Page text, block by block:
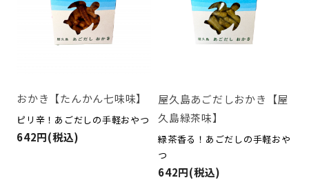
おかき【たんかん七味味】
ピリ辛！あごだしの手軽おやつ
642円(税込)
屋久島あごだしおかき【屋
久島緑茶味】
緑茶香る！あごだしの手軽おや
つ
642円(税込)